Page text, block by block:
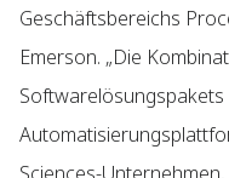
Geschäftsbereichs
Emerson. „Die